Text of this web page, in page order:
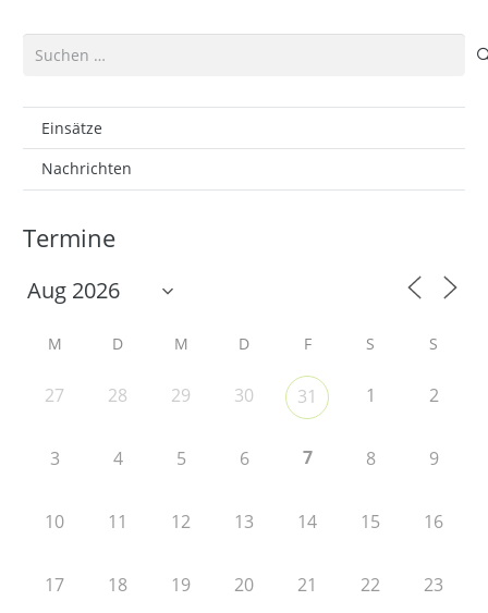
nach:
Einsätze
Nachrichten
Termine
M D M D F S S
27 28 29 30 31 1 2
3 4 5 6 7 8 9
10 11 12 13 14 15 16
17 18 19 20 21 22 23